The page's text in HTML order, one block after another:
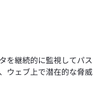
を継続的に監視してパス
ウェブ上で潜在的な脅威